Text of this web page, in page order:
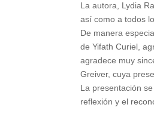
La autora, Lydia
así como a todos
De manera
de Yifath Curiel,
agradece muy
Greiver, cuya
La presentación
reflexión y el